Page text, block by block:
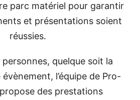
parc matériel pour garantir
et présentations soient
réussies.
quelque soit la
l’équipe de Pro-
des prestations